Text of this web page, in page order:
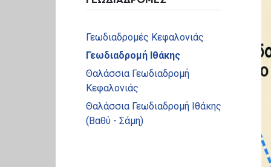
Γεωδιαδρομές Κεφαλονιάς
Γεωδιαδρομή Ιθάκης
Θαλάσσια Γεωδιαδρομή
Κεφαλονιάς
Θαλάσσια Γεωδιαδρομή Ιθάκης
(Βαθύ - Σάμη)